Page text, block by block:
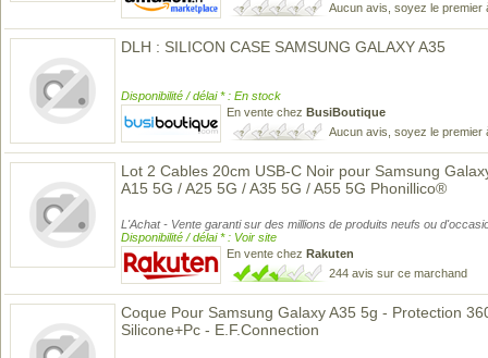
Aucun avis, soyez le premier
DLH : SILICON CASE SAMSUNG GALAXY A35
Disponibilité / délai * : En stock
En vente chez BusiBoutique
Aucun avis, soyez le premier
Lot 2 Cables 20cm USB-C Noir pour Samsung
A15 5G / A25 5G / A35 5G / A55 5G Phonillico®
L'Achat - Vente garanti sur des millions de produits neufs ou
Disponibilité / délai * : Voir site
En vente chez Rakuten
244 avis sur ce marchand
Coque Pour Samsung Galaxy A35 5g - Protection
Silicone+Pc - E.F.Connection